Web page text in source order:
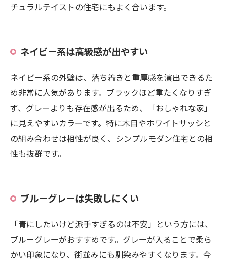
チュラルテイストの住宅にもよく合います。
ネイビー系は高級感が出やすい
ネイビー系の外壁は、落ち着きと重厚感を演出できるた
め非常に人気があります。ブラックほど重たくなりすぎ
ず、グレーよりも存在感が出るため、「おしゃれな家」
に見えやすいカラーです。特に木目やホワイトサッシと
の組み合わせは相性が良く、シンプルモダン住宅との相
性も抜群です。
ブルーグレーは失敗しにくい
「青にしたいけど派手すぎるのは不安」という方には、
ブルーグレーがおすすめです。グレーが入ることで柔ら
かい印象になり、街並みにも馴染みやすくなります。今